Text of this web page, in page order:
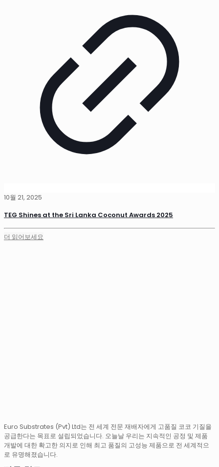
10월 21, 2025
TEG Shines at the Sri Lanka Coconut Awards 2025
더 읽어보세요
Euro Substrates (Pvt) Ltd는 전 세계 전문 재배자에게 고품질 코코 기질을
공급한다는 목표로 설립되었습니다. 오늘날 우리는 지속적인 공정 및 제품
개발에 대한 확고한 의지로 인해 최고 품질의 고성능 제품으로 전 세계적으
로 유명해졌습니다.